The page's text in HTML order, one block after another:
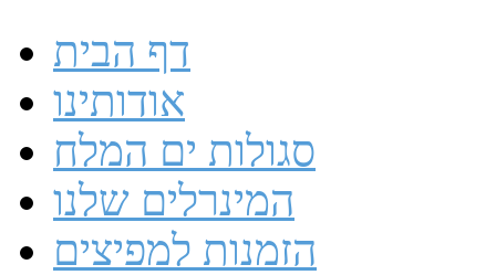
דף הבית
אודותינו
סגולות ים המלח
המינרלים שלנו
הזמנות למפיצים